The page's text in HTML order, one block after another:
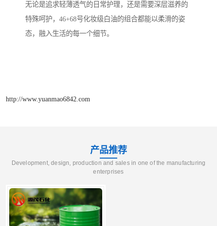
无论是追求轻薄透气的日常护理，还是需要深层滋养的
特殊呵护，46+68号化妆级白油的组合都能以柔滑的姿
态，融入生活的每一个细节。
http://www.yuanmao6842.com
产品推荐
Development, design, production and sales in one of the manufacturing
enterprises